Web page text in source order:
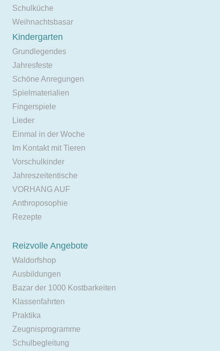
Schulküche
Weihnachtsbasar
Kindergarten
Grundlegendes
Jahresfeste
Schöne Anregungen
Spielmaterialien
Fingerspiele
Lieder
Einmal in der Woche
Im Kontakt mit Tieren
Vorschulkinder
Jahreszeitentische
VORHANG AUF
Anthroposophie
Rezepte
Reizvolle Angebote
Waldorfshop
Ausbildungen
Bazar der 1000 Kostbarkeiten
Klassenfahrten
Praktika
Zeugnisprogramme
Schulbegleitung